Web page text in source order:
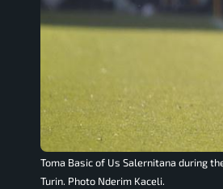
Toma Basic of Us Salernitana during
Turin. Photo Nderim Kaceli.